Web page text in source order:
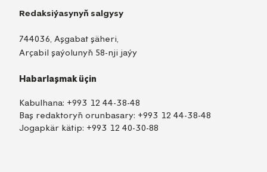
Redaksiýasynyň salgysy
744036, Aşgabat şäheri,
Arçabil şaýolunyň 58-nji jaýy
Habarlaşmak üçin
Kabulhana: +993 12 44-38-48
Baş redaktoryň orunbasary: +993 12 44-38-48
Jogapkär kätip: +993 12 40-30-88